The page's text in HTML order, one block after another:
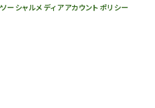
ソーシャルメディアアカウントポリシー